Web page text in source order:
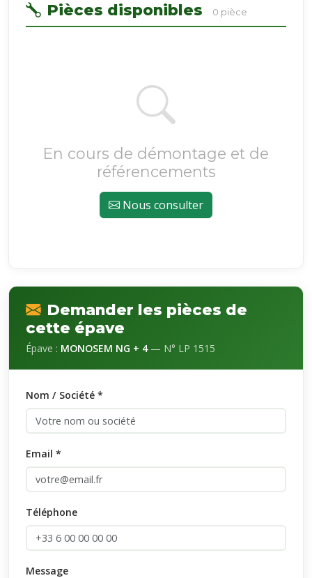
Pièces disponibles 0 pièce
En cours de démontage et de
référencements
Nous consulter
Demander les pièces de
cette épave
Épave : MONOSEM NG + 4— N° LP 1515
Nom / Société *
Email *
Téléphone
Message